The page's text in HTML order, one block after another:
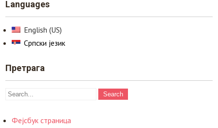
Languages
English (US)
Српски језик
Претрага
Фејсбук страница